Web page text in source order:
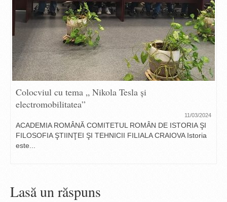
Colocviul cu tema „ Nikola Tesla și
electromobilitatea”
11/03/2024
ACADEMIA ROMÂNĂ COMITETUL ROMÂN DE ISTORIA ŞI
FILOSOFIA ŞTIINŢEI ŞI TEHNICII FILIALA CRAIOVA Istoria
este...
Lasă un răspuns